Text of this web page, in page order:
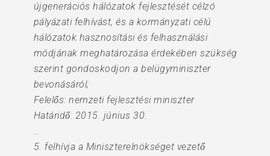
újgenerációs hálózatok fejlesztését célzó
pályázati felhívást, és a kormányzati célú
hálózatok hasznosítási és felhasználási
módjának meghatározása érdekében szükség
szerint gondoskodjon a belügyminiszter
bevonásáról;
Felelős: nemzeti fejlesztési miniszter
Határidő: 2015. június 30.
…
5. felhívja a Miniszterelnökséget vezető